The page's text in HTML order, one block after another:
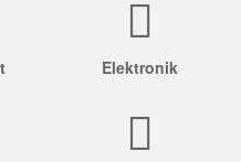
Elektronik